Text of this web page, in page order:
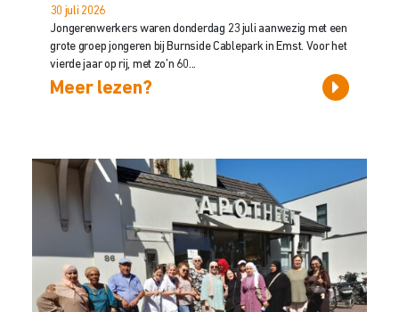
30 juli 2026
Jongerenwerkers waren donderdag 23 juli aanwezig met een
grote groep jongeren bij Burnside Cablepark in Emst. Voor het
vierde jaar op rij, met zo’n 60...
Meer lezen?